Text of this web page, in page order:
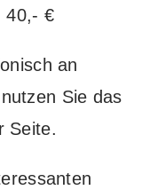
40,- €
an
Sie das
Seite.